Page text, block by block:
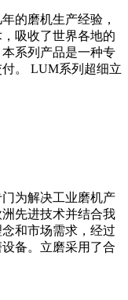
的磨机生产经验，
吸收了世界各地的
系列产品是一种专
。 LUM系列超细立
为解决工业磨机产
先进技术并结合我
和市场需求，经过
备。立磨采用了合